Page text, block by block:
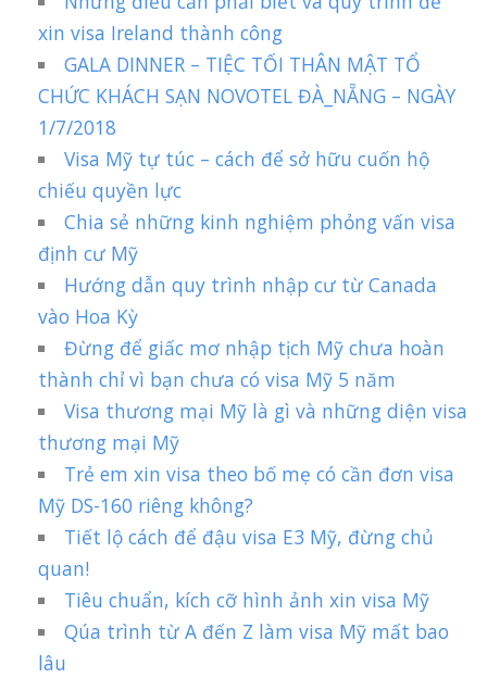
xin visa Ireland thành công
GALA DINNER – TIỆC TỐI THÂN MẬT TỔ
CHỨC KHÁCH SẠN NOVOTEL ĐÀ_NẴNG – NGÀY
1/7/2018
Visa Mỹ tự túc – cách để sở hữu cuốn hộ
chiếu quyền lực
Chia sẻ những kinh nghiệm phỏng vấn visa
định cư Mỹ
Hướng dẫn quy trình nhập cư từ Canada
vào Hoa Kỳ
Đừng để giấc mơ nhập tịch Mỹ chưa hoàn
thành chỉ vì bạn chưa có visa Mỹ 5 năm
Visa thương mại Mỹ là gì và những diện visa
thương mại Mỹ
Trẻ em xin visa theo bố mẹ có cần đơn visa
Mỹ DS-160 riêng không?
Tiết lộ cách để đậu visa E3 Mỹ, đừng chủ
quan!
Tiêu chuẩn, kích cỡ hình ảnh xin visa Mỹ
Qúa trình từ A đến Z làm visa Mỹ mất bao
lâu